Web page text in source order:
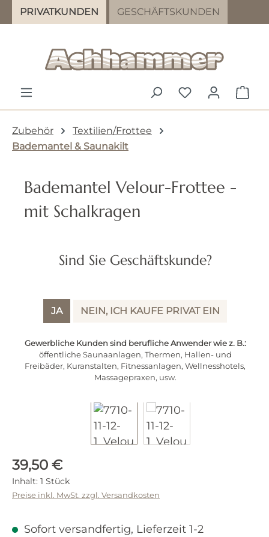
Zum Hauptinhalt springen
PRIVATKUNDEN GESCHÄFTSKUNDEN
Sind Sie Geschäftskunde?
JA NEIN, ICH KAUFE PRIVAT EIN
Gewerbliche Kunden sind berufliche Anwender wie z. B.:
öffentliche Saunaanlagen, Thermen, Hallen- und
Freibäder, Kuranstalten, Fitnessanlagen, Wellnesshotels,
Massagepraxen, usw.
DU HAST 0
Zubehör
Textilien/Frottee
Bademantel & Saunakilt
Bademantel Velour-Frottee -
mit Schalkragen
Bildergalerie überspringen
Regulärer Preis:
39,50 €
Inhalt: 1 Stück
Preise inkl. MwSt. zzgl. Versandkosten
Sofort versandfertig, Lieferzeit 1-2